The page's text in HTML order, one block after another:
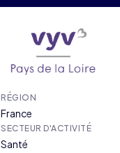
RÉGION
France
SECTEUR D'ACTIVITÉ
Santé